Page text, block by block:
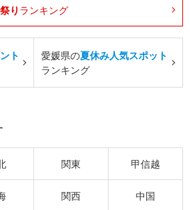
り ランキング
ト
愛媛県の夏休み人気スポット
ランキング
関東 甲信越
関西 中国